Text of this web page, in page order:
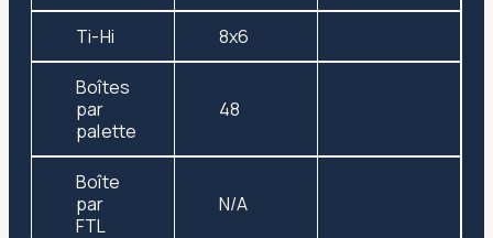
Ti-Hi 8x6
Boîtes
par
palette
48
Boîte
par
FTL
N/A